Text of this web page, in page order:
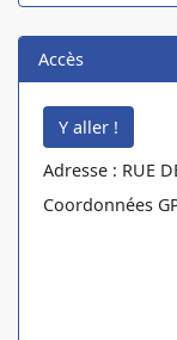
Accès
Adresse : RUE
Coordonnées